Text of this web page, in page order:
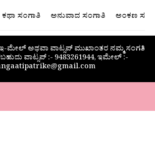
ಕಥಾ ಸಂಗಾತಿ ಅನುವಾದ ಸಂಗಾತಿ ಅಂಕಣ
ಇ-ಮೇಲ್ ಅಥವಾ ವಾಟ್ಸಪ್ ಮುಖಾಂತರ ನಮ್ಮ ಸಂಗತಿ
ವಾಟ್ಸಪ್‌ :- 9483261944, ಇಮೇಲ್ :-